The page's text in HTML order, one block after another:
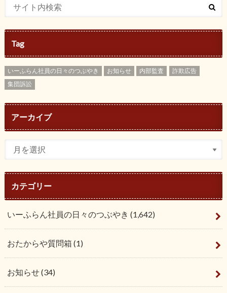
Tag
いーふらん社員の日々のつぶやき お知らせ 内部監査
詐欺広告
集団訴訟
アーカイブ
カテゴリー
いーふらん社員の日々のつぶやき (1,642)
おたからや質問箱 (1)
お知らせ(34)